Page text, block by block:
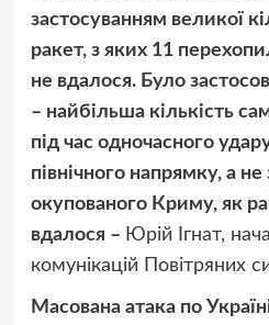
застосуванням великої
ракет, з яких 11
не вдалося. Було
– найбільша кількість
під час одночасного
північного напрямку, а не
окупованого Криму, як
вдалося – Юрій Ігнат,
комунікацій Повітряних
Масована атака по